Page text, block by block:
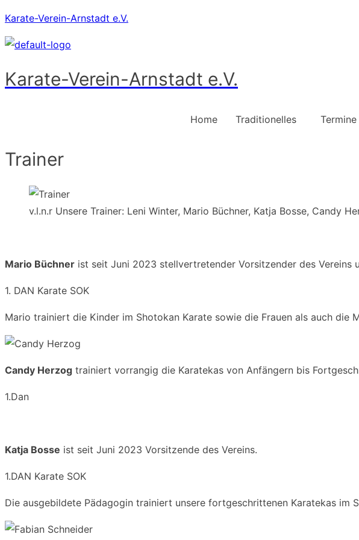
Karate-Verein-Arnstadt e.V.
Karate-Verein-Arnstadt e.V.
Home Traditionelles Termine
Trainer
v.l.n.r Unsere Trainer: Leni Winter, Mario Büchner, Katja Bosse, Candy
Mario Büchner ist seit Juni 2023 stellvertretender Vorsitzender des Vereins
1. DAN Karate SOK
Mario trainiert die Kinder im Shotokan Karate sowie die Frauen als auch die
Candy Herzog trainiert vorrangig die Karatekas von Anfängern bis
1.Dan
Katja Bosse ist seit Juni 2023 Vorsitzende des Vereins.
1.DAN Karate SOK
Die ausgebildete Pädagogin trainiert unsere fortgeschrittenen Karatekas im